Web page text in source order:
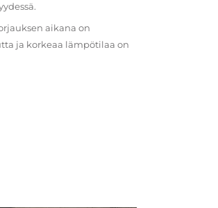
aikana on
ja korkeaa lämpötilaa on